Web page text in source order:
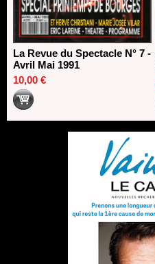
La Revue du Spectacle N° 7 -
Avril Mai 1991
10,00 €